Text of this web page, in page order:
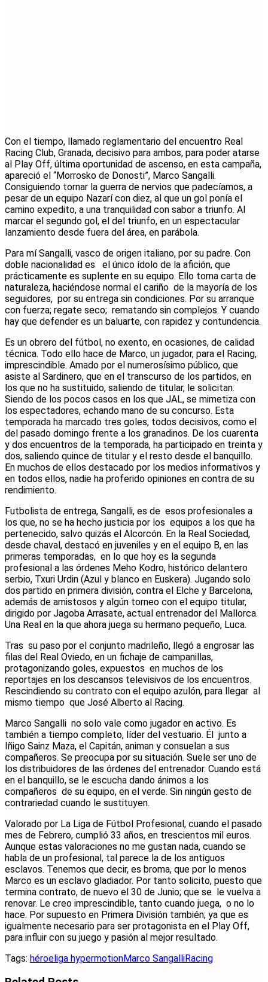
Con el tiempo, llamado reglamentario del encuentro Real
Racing Club, Granada, decisivo para ambos, para poder atarse
al Play Off, última oportunidad de ascenso, en esta campaña,
apareció el “Morrosko de Donosti”, Marco Sangalli.
Consiguiendo tornar la guerra de nervios que padecíamos, a
pesar de un equipo Nazarí con diez, al que un gol ponía el
camino expedito, a una tranquilidad con sabor a triunfo. Al
marcar el segundo gol, el del triunfo, en un espectacular
lanzamiento desde fuera del área, en parábola.
Para mí Sangalli, vasco de origen italiano, por su padre. Con
doble nacionalidad es el único ídolo de la afición, que
prácticamente es suplente en su equipo. Ello toma carta de
naturaleza, haciéndose normal el cariño de la mayoría de los
seguidores, por su entrega sin condiciones. Por su arranque
con fuerza; regate seco; rematando sin complejos. Y cuando
hay que defender es un baluarte, con rapidez y contundencia.
Es un obrero del fútbol, no exento, en ocasiones, de calidad
técnica. Todo ello hace de Marco, un jugador, para el Racing,
imprescindible. Amado por el numerosísimo público, que
asiste al Sardinero, que en el transcurso de los partidos, en
los que no ha sustituido, saliendo de titular, le solicitan.
Siendo de los pocos casos en los que JAL, se mimetiza con
los espectadores, echando mano de su concurso. Esta
temporada ha marcado tres goles, todos decisivos, como el
del pasado domingo frente a los granadinos. De los cuarenta
y dos encuentros de la temporada, ha participado en treinta y
dos, saliendo quince de titular y el resto desde el banquillo.
En muchos de ellos destacado por los medios informativos y
en todos ellos, nadie ha proferido opiniones en contra de su
rendimiento.
Futbolista de entrega, Sangalli, es de esos profesionales a
los que, no se ha hecho justicia por los equipos a los que ha
pertenecido, salvo quizás el Alcorcón. En la Real Sociedad,
desde chaval, destacó en juveniles y en el equipo B, en las
primeras temporadas, en lo que hoy es la segunda
profesional a las órdenes Meho Kodro, histórico delantero
serbio, Txuri Urdin (Azul y blanco en Euskera). Jugando solo
dos partido en primera división, contra el Elche y Barcelona,
además de amistosos y algún torneo con el equipo titular,
dirigido por Jagoba Arrasate, actual entrenador del Mallorca.
Una Real en la que ahora juega su hermano pequeño, Luca.
Tras su paso por el conjunto madrileño, llegó a engrosar las
filas del Real Oviedo, en un fichaje de campanillas,
protagonizando goles, expuestos en muchos de los
reportajes en los descansos televisivos de los encuentros.
Rescindiendo su contrato con el equipo azulón, para llegar al
mismo tiempo que José Alberto al Racing.
Marco Sangalli no solo vale como jugador en activo. Es
también a tiempo completo, líder del vestuario. Él junto a
Iñigo Sainz Maza, el Capitán, animan y consuelan a sus
compañeros. Se preocupa por su situación. Suele ser uno de
los distribuidores de las órdenes del entrenador. Cuando está
en el banquillo, se le escucha dando ánimos a los
compañeros de su equipo, en el verde. Sin ningún gesto de
contrariedad cuando le sustituyen.
Valorado por La Liga de Fútbol Profesional, cuando el pasado
mes de Febrero, cumplió 33 años, en trescientos mil euros.
Aunque estas valoraciones no me gustan nada, cuando se
habla de un profesional, tal parece la de los antiguos
esclavos. Tenemos que decir, es broma, que por lo menos
Marco es un esclavo gladiador. Por tanto solicito, puesto que
termina contrato, de nuevo el 30 de Junio; que se le vuelva a
renovar. Le creo imprescindible, tanto cuando juega, o no lo
hace. Por supuesto en Primera División también; ya que es
igualmente necesario para ser protagonista en el Play Off,
para influir con su juego y pasión al mejor resultado.
Tags: héroeliga hypermotionMarco SangalliRacing